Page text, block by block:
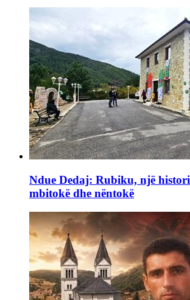
Ndue Dedaj: Rubiku, një
mbitokë dhe nëntokë